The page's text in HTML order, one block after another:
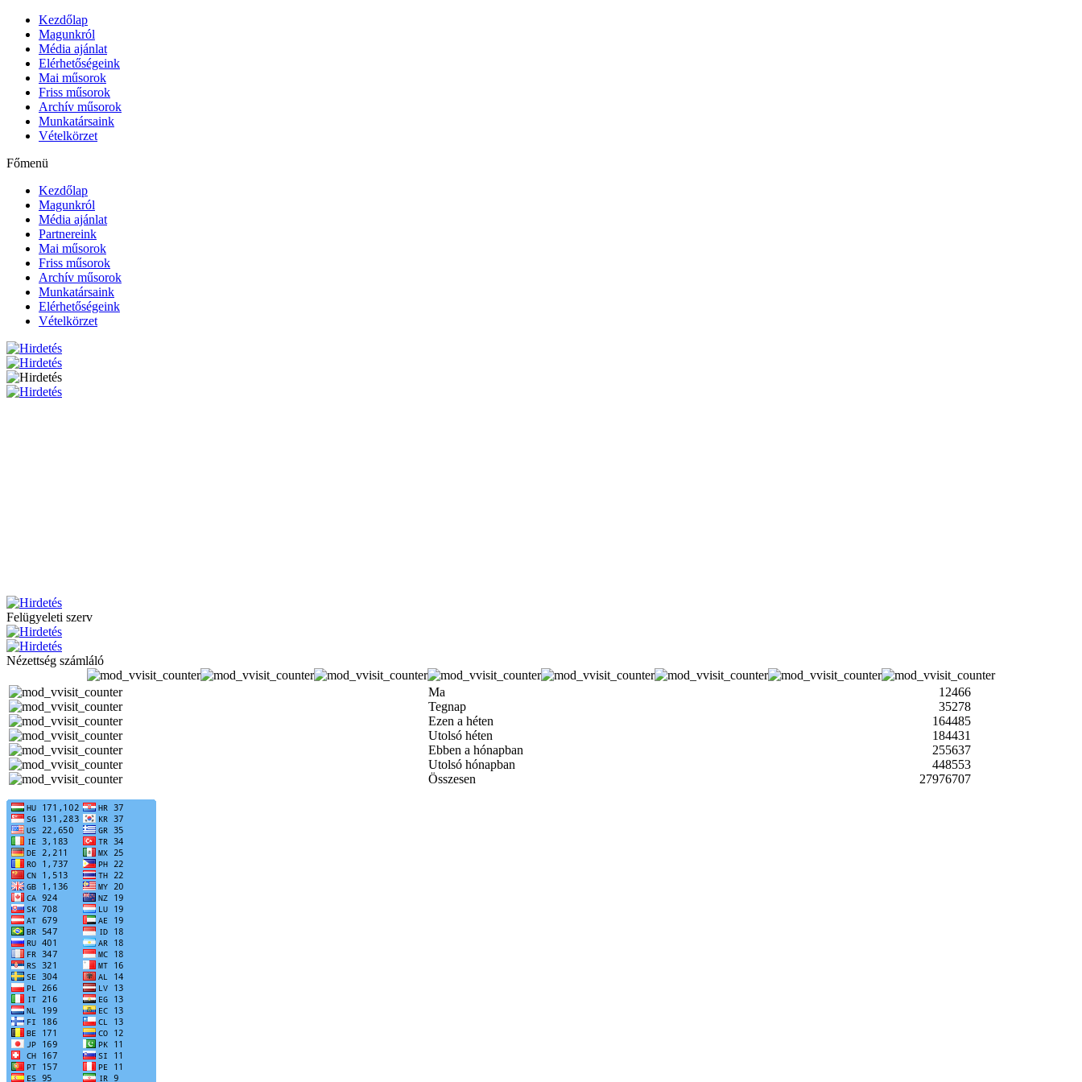
Kezdőlap
Magunkról
Média ajánlat
Elérhetőségeink
Mai műsorok
Friss műsorok
Archív műsorok
Munkatársaink
Vételkörzet
Főmenü
Kezdőlap
Magunkról
Média ajánlat
Partnereink
Mai műsorok
Friss műsorok
Archív műsorok
Munkatársaink
Elérhetőségeink
Vételkörzet
Felügyeleti szerv
Nézettség számláló
Ma
12466
Tegnap
35278
Ezen a héten
164485
Utolsó héten
184431
Ebben a hónapban
255637
Utolsó hónapban
448553
Összesen
27976707